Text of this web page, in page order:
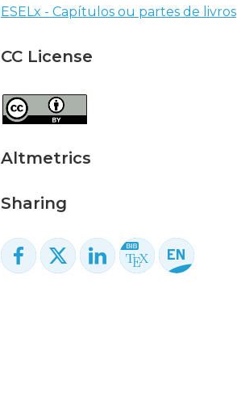
ESELx - Capítulos ou partes de livros
CC License
Altmetrics
Sharing